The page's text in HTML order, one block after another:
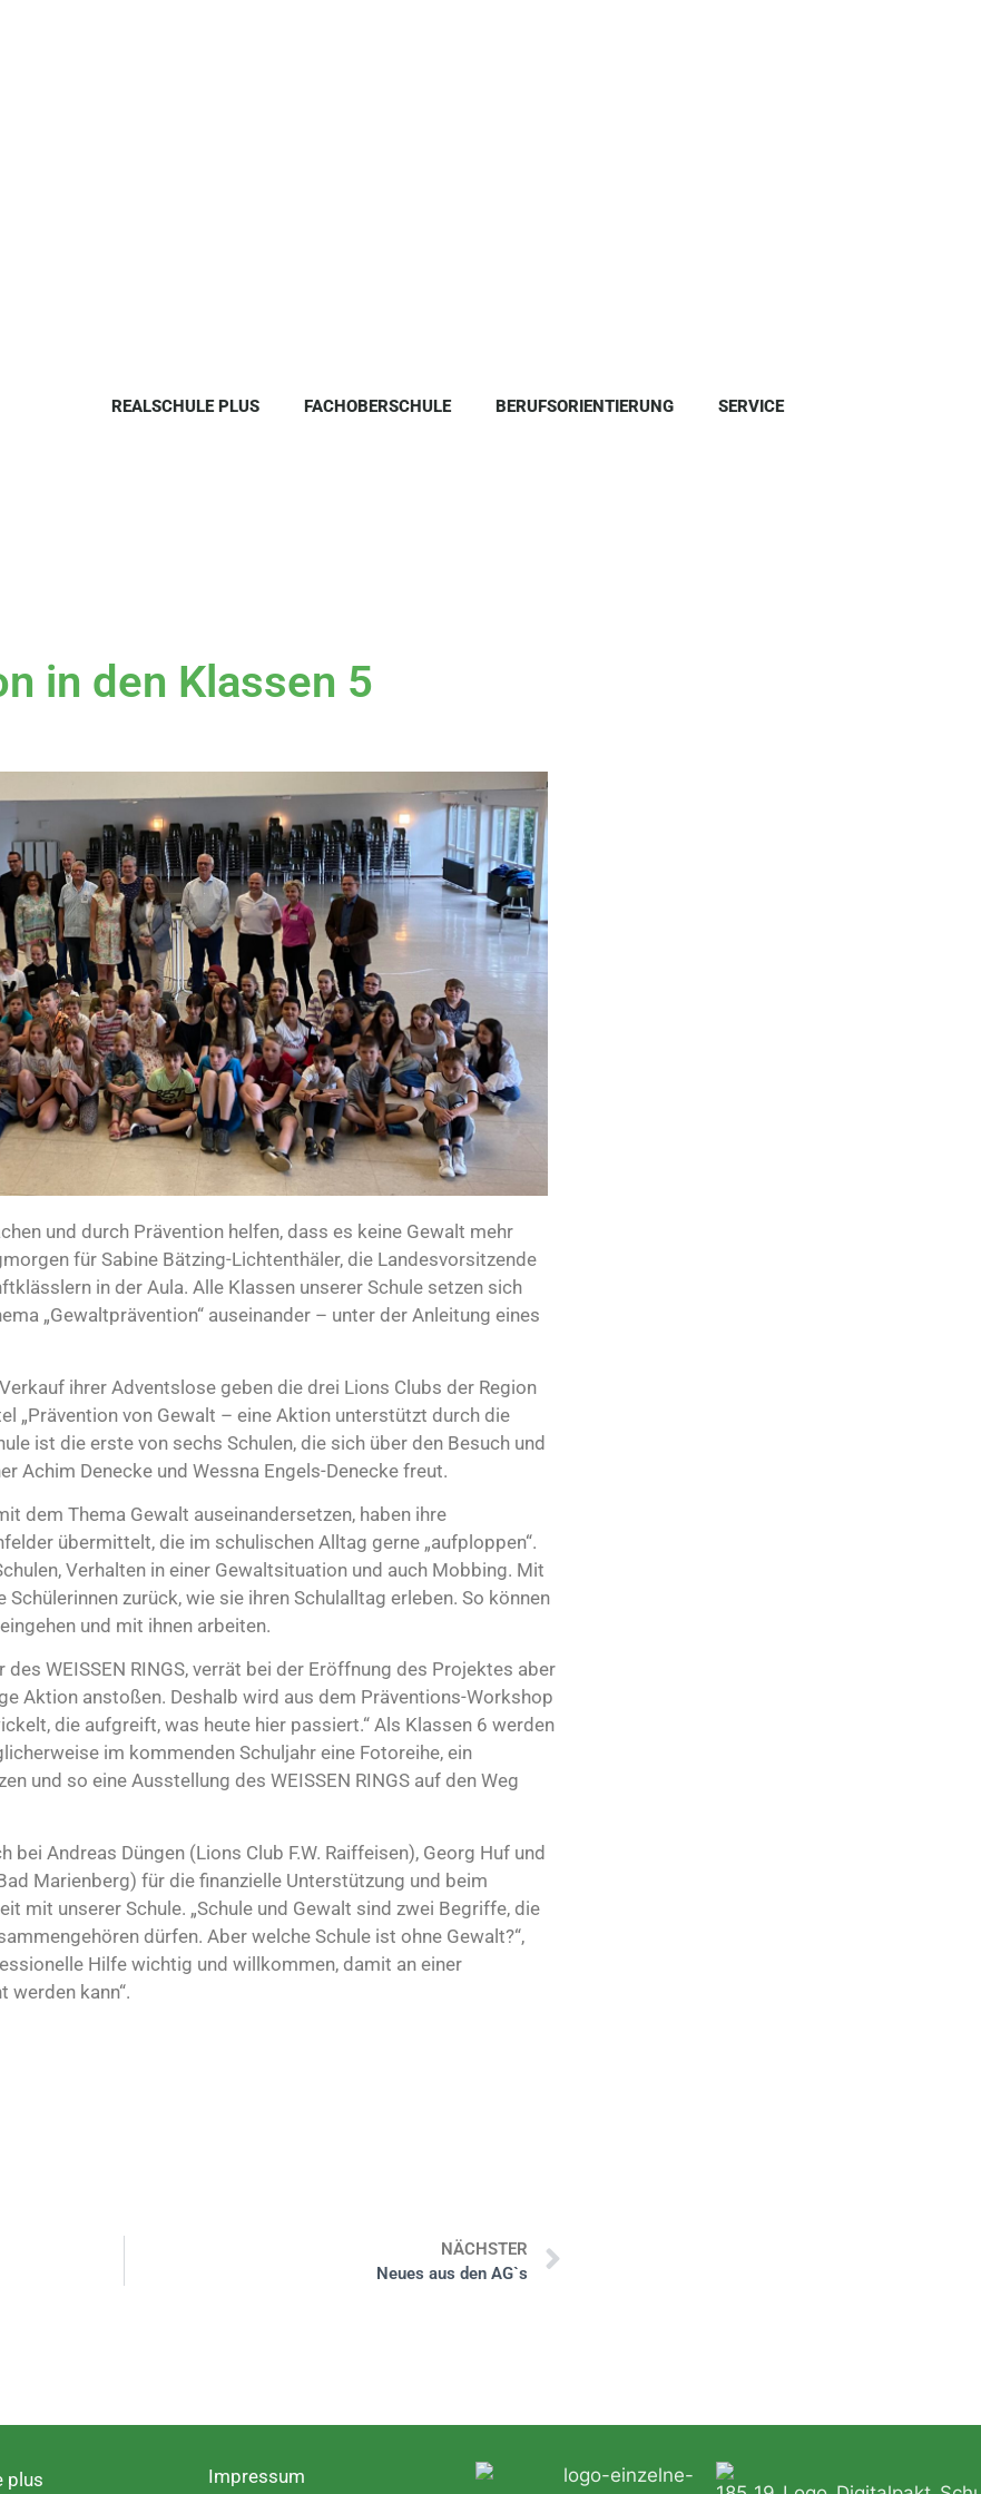
REALSCHULE PLUS FACHOBERSCHULE BERUFSORIENTIERUNG SERVICE
in den Klassen 5
und durch Prävention helfen, dass es keine Gewalt mehr
für Sabine Bätzing-Lichtenthäler, die Landesvorsitzende
in der Aula. Alle Klassen unserer Schule setzen sich
„Gewaltprävention“ auseinander – unter der Anleitung eines
ihrer Adventslose geben die drei Lions Clubs der Region
„Prävention von Gewalt – eine Aktion unterstützt durch die
ist die erste von sechs Schulen, die sich über den Besuch und
Achim Denecke und Wessna Engels-Denecke freut.
dem Thema Gewalt auseinandersetzen, haben ihre
übermittelt, die im schulischen Alltag gerne „aufploppen“.
Verhalten in einer Gewaltsituation und auch Mobbing. Mit
zurück, wie sie ihren Schulalltag erleben. So können
und mit ihnen arbeiten.
WEISSEN RINGS, verrät bei der Eröffnung des Projektes aber
Aktion anstoßen. Deshalb wird aus dem Präventions-Workshop
die aufgreift, was heute hier passiert.“ Als Klassen 6 werden
im kommenden Schuljahr eine Fotoreihe, ein
und so eine Ausstellung des WEISSEN RINGS auf den Weg
bei Andreas Düngen (Lions Club F.W. Raiffeisen), Georg Huf und
Marienberg) für die finanzielle Unterstützung und beim
mit unserer Schule. „Schule und Gewalt sind zwei Begriffe, die
dürfen. Aber welche Schule ist ohne Gewalt?“,
Hilfe wichtig und willkommen, damit an einer
werden kann“.
NÄCHSTER
Neues aus den AG`s
plus Impressum